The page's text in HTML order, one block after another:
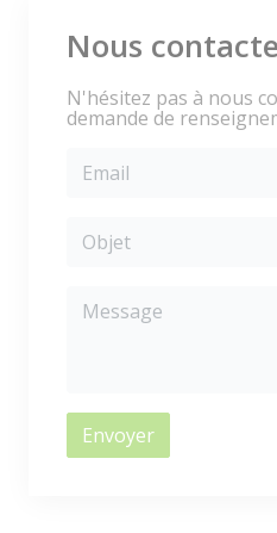
Nous
N'hésitez pas à nous
demande de
Envoyer